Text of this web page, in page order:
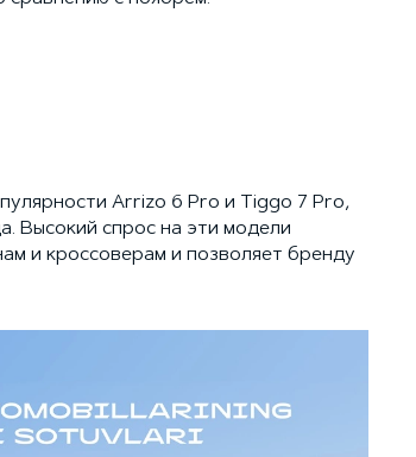
Arrizo 6 Pro и Tiggo 7 Pro,
Высокий спрос на эти модели
и кроссоверам и позволяет бренду